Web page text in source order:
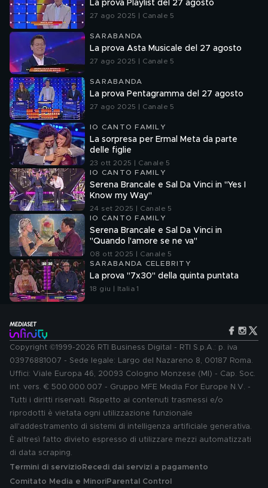
La prova Playlist del 27 agosto
27 ago 2025 | Canale 5
SARABANDA
La prova Asta Musicale del 27 agosto
27 ago 2025 | Canale 5
SARABANDA
La prova Pentagramma del 27 agosto
27 ago 2025 | Canale 5
IO CANTO FAMILY
La sorpresa per Ermal Meta da parte
delle figlie
23 ott 2025 | Canale 5
IO CANTO FAMILY
Serena Brancale e Sal Da Vinci in "Yes I
Know my Way"
24 set 2025 | Canale 5
IO CANTO FAMILY
Serena Brancale e Sal Da Vinci in
"Quando l'amore se ne va"
08 ott 2025 | Canale 5
SARABANDA CELEBRITY
La prova "7x30" della quinta puntata
18 giu | Italia 1
Copyright ©1999-2026 RTI Business Digital - RTI S.p.A.: p. iva
03976881007 - Sede legale: Largo del Nazareno 8, 00187 Roma.
Uffici: Viale Europa 46, 20093 Cologno Monzese (MI) - Cap. Soc.
int. vers. € 500.000.007 - Gruppo MFE Media For Europe N.V. -
Tutti i diritti riservati. Rispetto ai contenuti trasmessi e/o
riprodotti è vietata ogni utilizzazione funzionale
all'addestramento di sistemi di intelligenza artificiale generativa.
È altresì fatto divieto espresso di utilizzare mezzi automatizzati
di data scraping.
Termini di servizio Recedi dai servizi a pagamento
Comitato Media e MinoriParental Control